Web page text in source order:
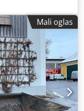
Mali oglas